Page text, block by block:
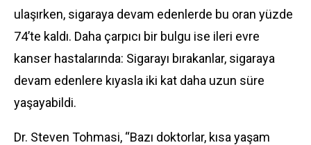
ulaşırken, sigaraya devam edenlerde bu oran yüzde
74’te kaldı. Daha çarpıcı bir bulgu ise ileri evre
kanser hastalarında: Sigarayı bırakanlar, sigaraya
devam edenlere kıyasla iki kat daha uzun süre
yaşayabildi.
Dr. Steven Tohmasi, “Bazı doktorlar, kısa yaşam